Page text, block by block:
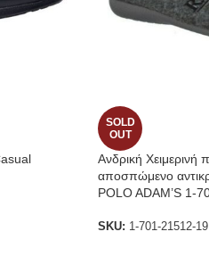
SOLD
OUT
Ανδρική Χειμερινή
αποσπώμενο
POLO ADAM’S 1-
SKU: 1-701-21512-19